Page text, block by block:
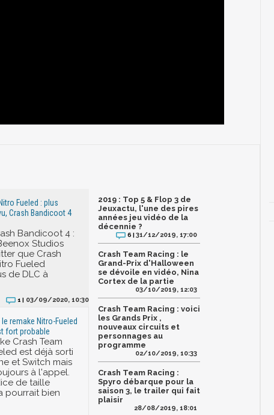
Fueled : plus
Crash Bandicoot 4
Bandicoot 4 :
Studios
que Crash
Fueled
de DLC à
1 | 03/09/2020, 10:30
remake Nitro-Fueled
fort probable
Crash Team
est déjà sorti
et Switch mais
à l'appel.
de taille
pourrait bien
2019 : Top 5 & Flop 3 de
Jeuxactu, l'une des pires
années jeu vidéo de la
décennie ?
6 |31/12/2019, 17:00
Crash Team Racing : le
Grand-Prix d'Halloween
se dévoile en vidéo, Nina
Cortex de la partie
03/10/2019, 12:03
Crash Team Racing : voici
les Grands Prix ,
nouveaux circuits et
personnages au
programme
02/10/2019, 10:33
Crash Team Racing :
Spyro débarque pour la
saison 3, le trailer qui fait
plaisir
28/08/2019, 18:01